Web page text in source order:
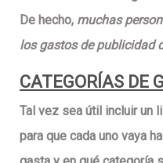
De hecho, muchas
losgastos de publicidad
CATEGORÍAS DE
Tal vez sea útil incluir un
para que cada uno vaya